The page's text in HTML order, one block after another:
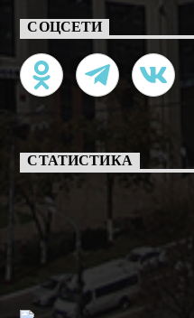
СОЦСЕТИ
СТАТИСТИКА